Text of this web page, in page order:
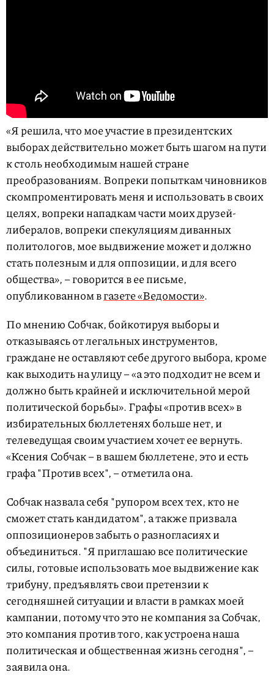
«Я решила, что мое участие в президентских
выборах действительно может быть шагом на пути
к столь необходимым нашей стране
преобразованиям. Вопреки попыткам чиновников
скомпроментировать меня и использовать в своих
целях, вопреки нападкам части моих друзей-
либералов, вопреки спекуляциям диванных
политологов, мое выдвижение может и должно
стать полезным и для оппозиции, и для всего
общества», – говорится в ее письме,
опубликованном вгазете «Ведомости».
По мнению Собчак, бойкотируя выборы и
отказываясь от легальных инструментов,
граждане не оставляют себе другого выбора, кроме
как выходить на улицу – «а это подходит не всем и
должно быть крайней и исключительной мерой
политической борьбы». Графы «против всех» в
избирательных бюллетенях больше нет, и
телеведущая своим участием хочет ее вернуть.
«Ксения Собчак – в вашем бюллетене, это и есть
графа "Против всех", – отметила она.
Собчак назвала себя "рупором всех тех, кто не
сможет стать кандидатом", а также призвала
оппозиционеров забыть о разногласиях и
объединиться. "Я приглашаю все политические
силы, готовые использовать мое выдвижение как
трибуну, предъявлять свои претензии к
сегодняшней ситуации и власти в рамках моей
кампании, потому что это не компания за Собчак,
это компания против того, как устроена наша
политическая и общественная жизнь сегодня", –
заявила она.